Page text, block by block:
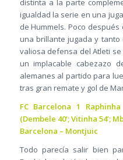
distinta a la parte
igualdad la serie en una
de Hummels. Poco
una brillante jugada y tanto
valiosa defensa del Atleti
un implacable cabezazo
alemanes al partido para
tras gran remate y gol de
FC Barcelona 1
(Dembele 40’; Vitinha 54’;
Barcelona – Montjuic
Todo parecía salir bien